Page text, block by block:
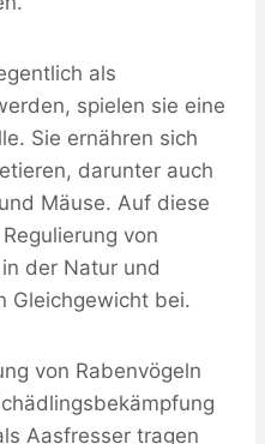
als
spielen sie eine
Sie ernähren sich
darunter auch
Mäuse. Auf diese
von
der Natur und
Gleichgewicht bei.
von Rabenvögeln
Aasfresser tragen